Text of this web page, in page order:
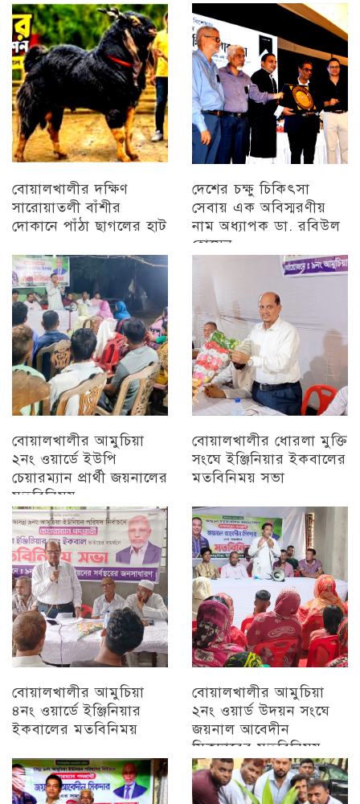
চট্টগ্রাম
প্রামাণ্যচিত্র প্রদর্শন ও
বিজয় মিছিল
চট্টগ্রাম
বোয়ালখালীর দক্ষিণ
সারোয়াতলী বাঁশীর
দোকানে পাঁঠা ছাগলের হাট
চট্টগ্রাম
দেশের চক্ষু চিকিৎসা
সেবায় এক অবিস্মরণীয়
নাম অধ্যাপক ডা. রবিউল
হোসেন
বোয়ালখালীর আমুচিয়া
২নং ওয়ার্ডে ইউপি
চেয়ারম্যান প্রার্থী জয়নালের
মতবিনিময়
চট্টগ্রাম
বোয়ালখালীর ধোরলা মুক্তি
সংঘে ইঞ্জিনিয়ার ইকবালের
মতবিনিময় সভা
চট্টগ্রাম
বোয়ালখালীর আমুচিয়া
৪নং ওয়ার্ডে ইঞ্জিনিয়ার
ইকবালের মতবিনিময়
চট্টগ্রাম
বোয়ালখালীর আমুচিয়া
২নং ওয়ার্ড উদয়ন সংঘে
জয়নাল আবেদীন
সিকদারের মতবিনিময়
অন্যান্য